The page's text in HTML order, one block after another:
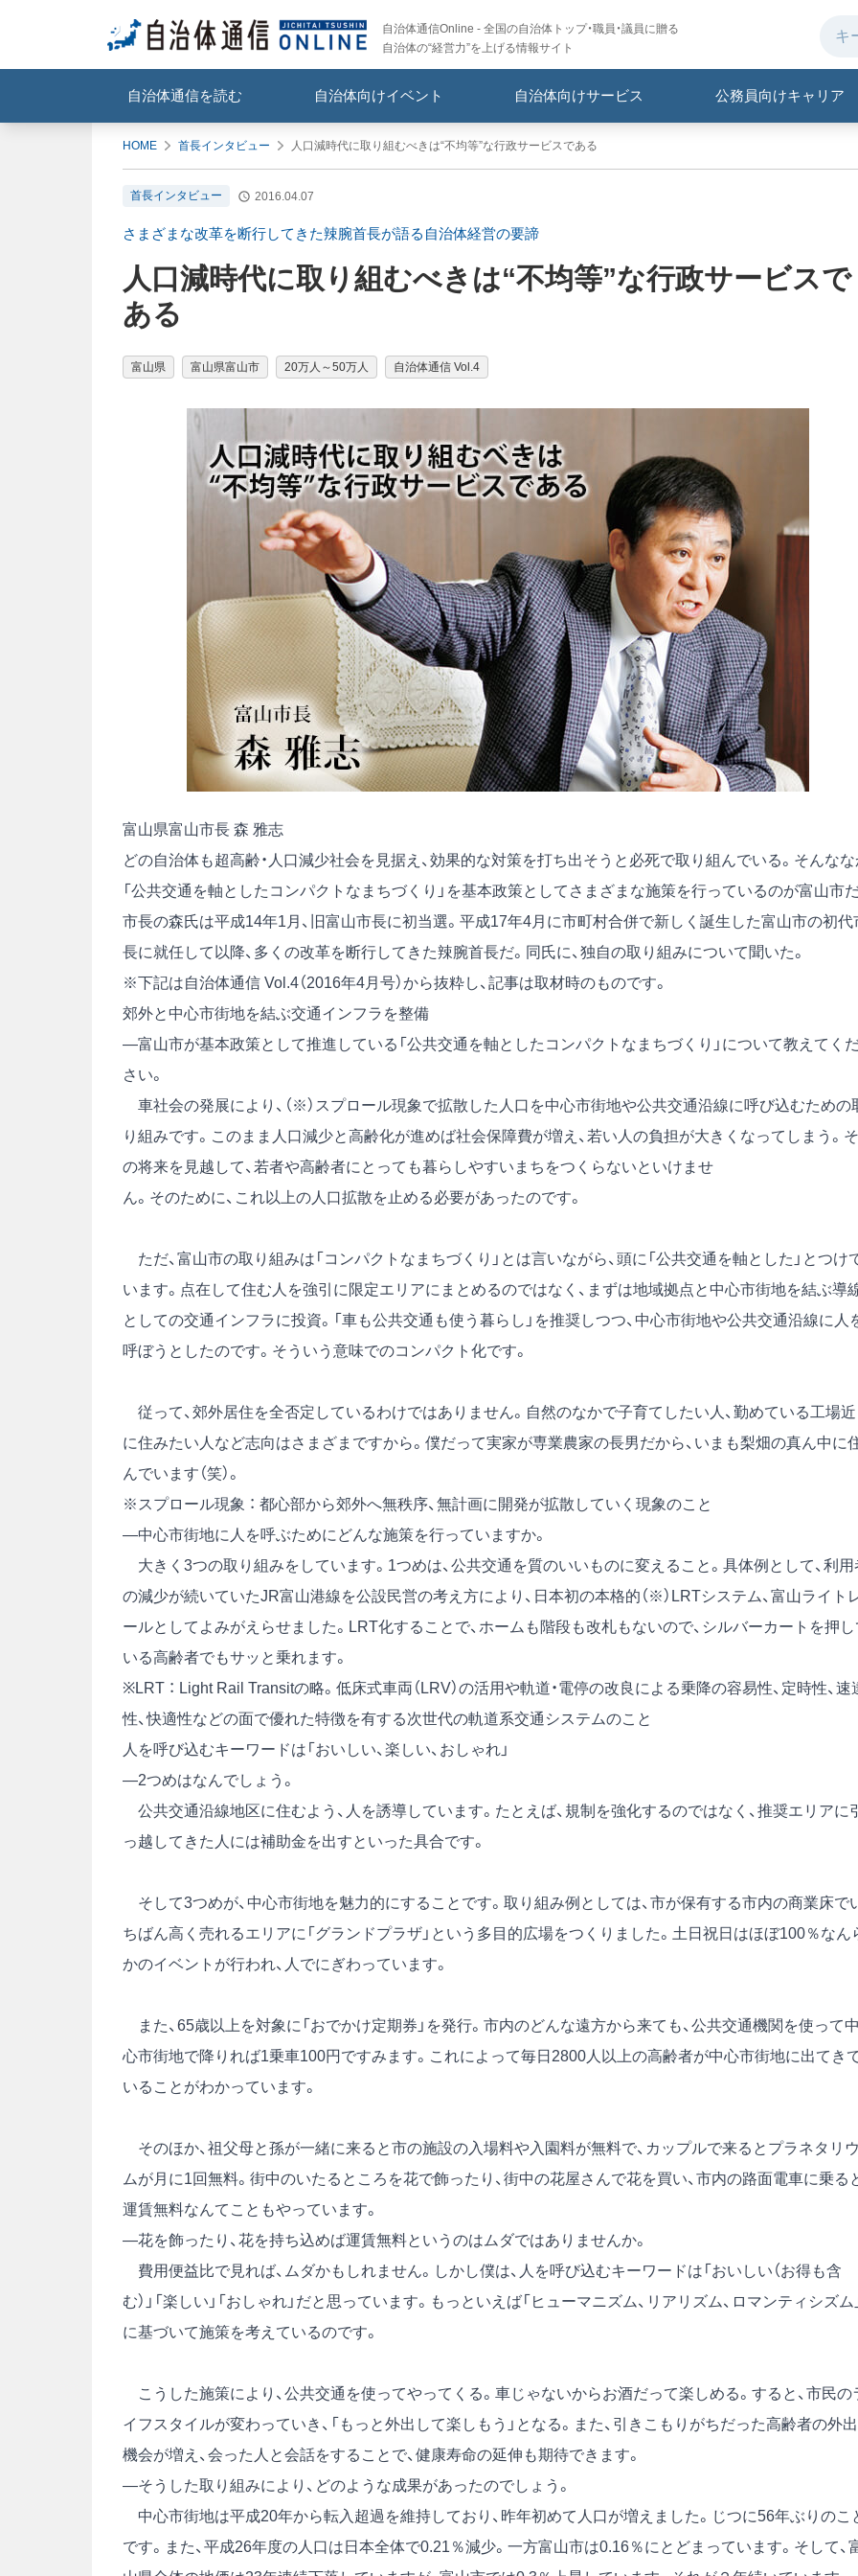
自治体通信Online - 全国の自治体トップ・職員・議員に贈る
自治体の“経営力”を上げる情報サイト
自治体通信を読む 自治体向けイベント 自治体向けサービス 公務員向けキャリア
HOME 首長インタビュー 人口減時代に取り組むべきは“不均等”な行政サービスである
首長インタビュー 2016.04.07
さまざまな改革を断行してきた辣腕首長が語る自治体経営の要諦
人口減時代に取り組むべきは“不均等”な行政サービスで
ある
富山県 富山県富山市 20万人～50万人 自治体通信 Vol.4
富山県富山市長 森 雅志
どの自治体も超高齢・人口減少社会を見据え、効果的な対策を打ち出そうと必死で取り組んでいる。そんな
「公共交通を軸としたコンパクトなまちづくり」を基本政策としてさまざまな施策を行っているのが富山市だ
市長の森氏は平成14年1月、旧富山市長に初当選。平成17年4月に市町村合併で新しく誕生した富山市の初代
長に就任して以降、多くの改革を断行してきた辣腕首長だ。同氏に、独自の取り組みについて聞いた。
※下記は自治体通信 Vol.4（2016年4月号）から抜粋し、記事は取材時のものです。
郊外と中心市街地を結ぶ交通インフラを整備
―富山市が基本政策として推進している「公共交通を軸としたコンパクトなまちづくり」について教えてく
さい。
車社会の発展により、（※）スプロール現象で拡散した人口を中心市街地や公共交通沿線に呼び込むための
り組みです。このまま人口減少と高齢化が進めば社会保障費が増え、若い人の負担が大きくなってしまう。そ
の将来を見越して、若者や高齢者にとっても暮らしやすいまちをつくらないといけませ
ん。そのために、これ以上の人口拡散を止める必要があったのです。
ただ、富山市の取り組みは「コンパクトなまちづくり」とは言いながら、頭に「公共交通を軸とした」とつけ
います。点在して住む人を強引に限定エリアにまとめるのではなく、まずは地域拠点と中心市街地を結ぶ導
としての交通インフラに投資。「車も公共交通も使う暮らし」を推奨しつつ、中心市街地や公共交通沿線に人
呼ぼうとしたのです。そういう意味でのコンパクト化です。
従って、郊外居住を全否定しているわけではありません。自然のなかで子育てしたい人、勤めている工場近
に住みたい人など志向はさまざまですから。僕だって実家が専業農家の長男だから、いまも梨畑の真ん中に
んでいます（笑）。
※スプロール現象 ： 都心部から郊外へ無秩序、無計画に開発が拡散していく現象のこと
―中心市街地に人を呼ぶためにどんな施策を行っていますか。
大きく3つの取り組みをしています。1つめは、公共交通を質のいいものに変えること。具体例として、利用
の減少が続いていたJR富山港線を公設民営の考え方により、日本初の本格的（※）LRTシステム、富山ライト
ールとしてよみがえらせました。LRT化することで、ホームも階段も改札もないので、シルバーカートを押し
いる高齢者でもサッと乗れます。
※LRT ： Light Rail Transitの略。低床式車両（LRV）の活用や軌道・電停の改良による乗降の容易性、定時性、速
性、快適性などの面で優れた特徴を有する次世代の軌道系交通システムのこと
人を呼び込むキーワードは「おいしい、楽しい、おしゃれ」
―2つめはなんでしょう。
公共交通沿線地区に住むよう、人を誘導しています。たとえば、規制を強化するのではなく、推奨エリアに引
っ越してきた人には補助金を出すといった具合です。
そして3つめが、中心市街地を魅力的にすることです。取り組み例としては、市が保有する市内の商業床で
ちばん高く売れるエリアに「グランドプラザ」という多目的広場をつくりました。土日祝日はほぼ100％なん
かのイベントが行われ、人でにぎわっています。
また、65歳以上を対象に「おでかけ定期券」を発行。市内のどんな遠方から来ても、公共交通機関を使って中
心市街地で降りれば1乗車100円ですみます。これによって毎日2800人以上の高齢者が中心市街地に出てき
いることがわかっています。
そのほか、祖父母と孫が一緒に来ると市の施設の入場料や入園料が無料で、カップルで来るとプラネタリウ
ムが月に1回無料。街中のいたるところを花で飾ったり、街中の花屋さんで花を買い、市内の路面電車に乗る
運賃無料なんてこともやっています。
―花を飾ったり、花を持ち込めば運賃無料というのはムダではありませんか。
費用便益比で見れば、ムダかもしれません。しかし僕は、人を呼び込むキーワードは「おいしい（お得も含
む）」「楽しい」「おしゃれ」だと思っています。もっといえば「ヒューマニズム、リアリズム、ロマンティシズム
に基づいて施策を考えているのです。
こうした施策により、公共交通を使ってやってくる。車じゃないからお酒だって楽しめる。すると、市民の
イフスタイルが変わっていき、「もっと外出して楽しもう」となる。また、引きこもりがちだった高齢者の外出
機会が増え、会った人と会話をすることで、健康寿命の延伸も期待できます。
―そうした取り組みにより、どのような成果があったのでしょう。
中心市街地は平成20年から転入超過を維持しており、昨年初めて人口が増えました。じつに56年ぶりのこ
です。また、平成26年度の人口は日本全体で0.21％減少。一方富山市は0.16％にとどまっています。そして、